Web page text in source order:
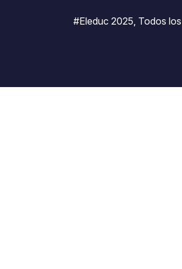
#Eleduc 2025, Todos